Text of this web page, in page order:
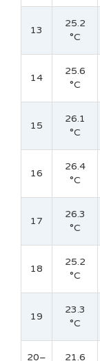
13
25.2
°C
14
25.6
°C
15
26.1
°C
16
26.4
°C
17
26.3
°C
18
25.2
°C
19
23.3
°C
20–
21.6